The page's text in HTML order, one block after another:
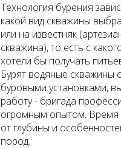
Технология бурения
какой вид скважины
или на известняк
скважина), то есть с
хотели бы получать
Бурят водяные скважины
буровыми установками,
работу - бригада
огромным опытом. Время
от глубины и
пород.